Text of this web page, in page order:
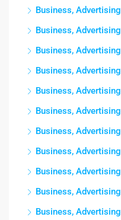
Business, Advertising
Business, Advertising
Business, Advertising
Business, Advertising
Business, Advertising
Business, Advertising
Business, Advertising
Business, Advertising
Business, Advertising
Business, Advertising
Business, Advertising